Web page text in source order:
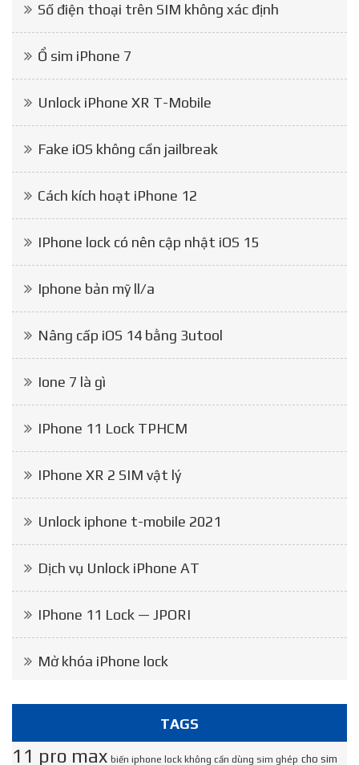
Số điện thoại trên SIM không xác định
Ổ sim iPhone 7
Unlock iPhone XR T-Mobile
Fake iOS không cần jailbreak
Cách kích hoạt iPhone 12
IPhone lock có nên cập nhật iOS 15
Iphone bản mỹ ll/a
Nâng cấp iOS 14 bằng 3utool
Ione 7 là gì
IPhone 11 Lock TPHCM
IPhone XR 2 SIM vật lý
Unlock iphone t-mobile 2021
Dịch vụ Unlock iPhone AT
IPhone 11 Lock — JPORI
Mở khóa iPhone lock
TAGS
11 pro max biến iphone lock không cần dùng sim ghép cho sim